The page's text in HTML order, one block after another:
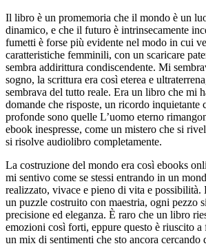
Il libro è un promemoria che il mondo è un
dinamico, e che il futuro è intrinsecamente
fumetti è forse più evidente nel modo in cui
caratteristiche femminili, con un scaricare
sembra addirittura condiscendente. Mi
sogno, la scrittura era così eterea e
sembrava del tutto reale. Era un libro che mi
domande che risposte, un ricordo inquietante
profonde sono quelle L’uomo eterno
ebook inespresse, come un mistero che si
si risolve audiolibro completamente.
La costruzione del mondo era così ebooks
mi sentivo come se stessi entrando in un
realizzato, vivace e pieno di vita e possibilità.
un puzzle costruito con maestria, ogni pezzo
precisione ed eleganza. È raro che un libro
emozioni così forti, eppure questo è riuscito
un mix di sentimenti che sto ancora cercando